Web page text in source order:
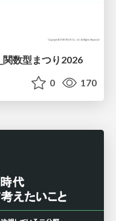
数型まつり2026
0 170